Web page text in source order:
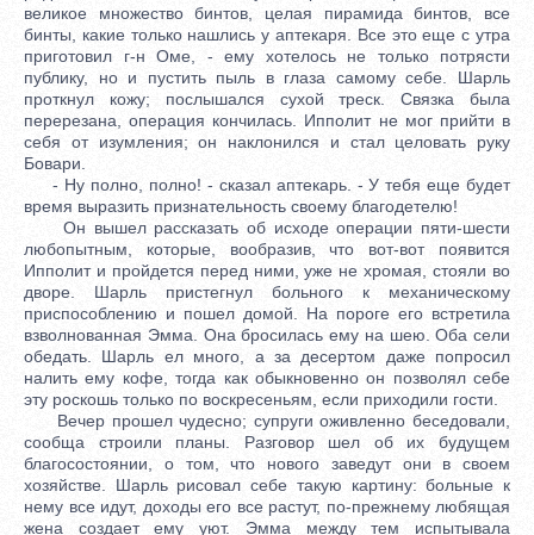
великое множество бинтов, целая пирамида бинтов, все
бинты, какие только нашлись у аптекаря. Все это еще с утра
приготовил г-н Оме, - ему хотелось не только потрясти
публику, но и пустить пыль в глаза самому себе. Шарль
проткнул кожу; послышался сухой треск. Связка была
перерезана, операция кончилась. Ипполит не мог прийти в
себя от изумления; он наклонился и стал целовать руку
Бовари.
- Ну полно, полно! - сказал аптекарь. - У тебя еще будет
время выразить признательность своему благодетелю!
Он вышел рассказать об исходе операции пяти-шести
любопытным, которые, вообразив, что вот-вот появится
Ипполит и пройдется перед ними, уже не хромая, стояли во
дворе. Шарль пристегнул больного к механическому
приспособлению и пошел домой. На пороге его встретила
взволнованная Эмма. Она бросилась ему на шею. Оба сели
обедать. Шарль ел много, а за десертом даже попросил
налить ему кофе, тогда как обыкновенно он позволял себе
эту роскошь только по воскресеньям, если приходили гости.
Вечер прошел чудесно; супруги оживленно беседовали,
сообща строили планы. Разговор шел об их будущем
благосостоянии, о том, что нового заведут они в своем
хозяйстве. Шарль рисовал себе такую картину: больные к
нему все идут, доходы его все растут, по-прежнему любящая
жена создает ему уют. Эмма между тем испытывала